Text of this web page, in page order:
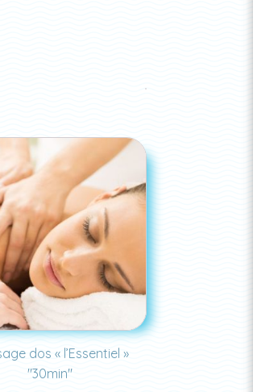
dos « l’Essentiel »
"30min"